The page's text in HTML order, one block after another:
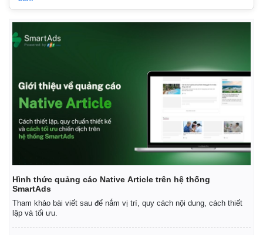
Hình thức quảng cáo Native Article trên hệ thống
SmartAds
Tham khảo bài viết sau để nắm vị trí, quy cách nội dung, cách thiết
lập và tối ưu.